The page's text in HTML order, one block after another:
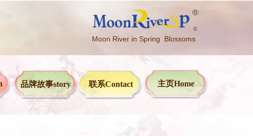
Moon River in Spring Blossoms
联系Contact 主页Home
品牌故事story